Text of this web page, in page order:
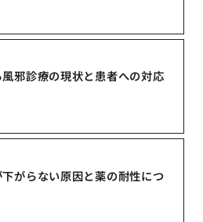
邪診療の現状と患者への対応
がらない原因と薬の耐性につ